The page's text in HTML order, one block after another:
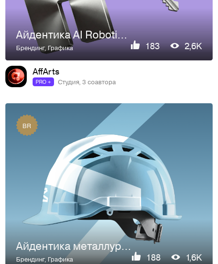
Айдентика AI Robotics: Бренд автономного транспорта
Брендинг, Графика 183 2,6K
AffArts
PRO + Студия, 3 соавтора
BR
Айдентика металлургической компании «РезПром»
Брендинг,Графика 188 1,6K